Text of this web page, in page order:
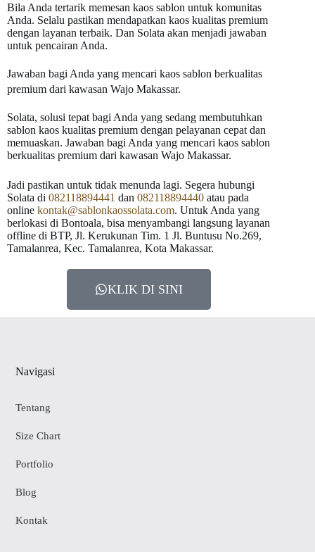
Bila Anda tertarik memesan kaos sablon untuk komunitas
Anda. Selalu pastikan mendapatkan kaos kualitas premium
dengan layanan terbaik. Dan Solata akan menjadi jawaban
untuk pencairan Anda.
Jawaban bagi Anda yang mencari kaos sablon berkualitas
premium dari kawasan Wajo Makassar.
Solata, solusi tepat bagi Anda yang sedang membutuhkan
sablon kaos kualitas premium dengan pelayanan cepat dan
memuaskan. Jawaban bagi Anda yang mencari kaos sablon
berkualitas premium dari kawasan Wajo Makassar.
Jadi pastikan untuk tidak menunda lagi. Segera hubungi
Solata di 082118894441 dan 082118894440 atau pada
online kontak@sablonkaossolata.com. Untuk Anda yang
berlokasi di Bontoala, bisa menyambangi langsung layanan
offline di BTP, Jl. Kerukunan Tim. 1 Jl. Buntusu No.269,
Tamalanrea, Kec. Tamalanrea, Kota Makassar.
KLIK DI SINI
Navigasi
Tentang
Size Chart
Portfolio
Blog
Kontak